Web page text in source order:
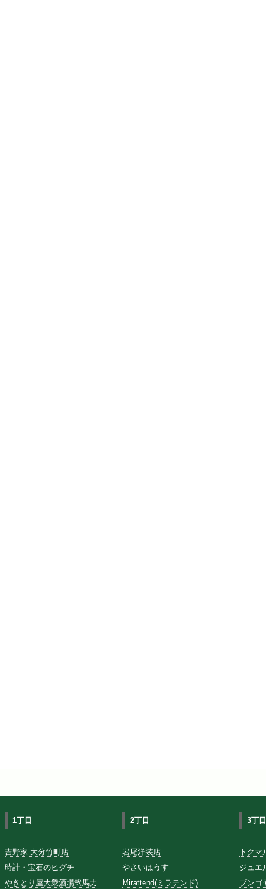
1丁目
吉野家 大分竹町店
時計・宝石のヒグチ
やきとり屋大衆酒場弐馬力
2丁目
岩尾洋装店
やさいはうす
Mirattend(ミラテンド)
3丁
トクマ
ジュエ
ブンゴ